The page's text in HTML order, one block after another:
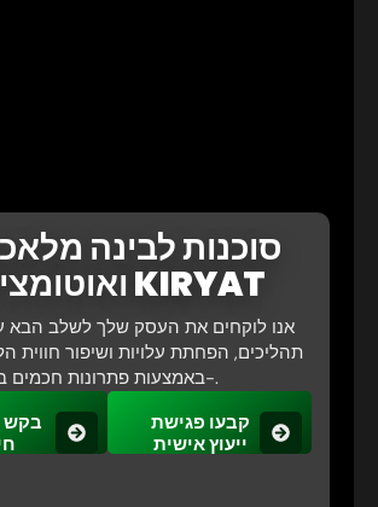
סוכנות לבינה
ואוטומציה ב KIRYAT
אנו לוקחים את העסק שלך לשלב הבא על
תהליכים, הפחתת עלויות ושיפור חווית
באמצעות פתרונות חכמים ב-.
בקש
קבעו פגישת
ייעוץ אישית